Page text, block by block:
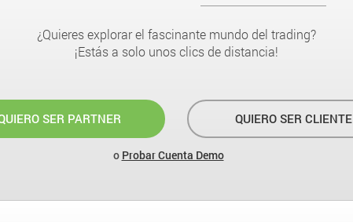
¿Quieres explorar el fascinante mundo del trading?
¡Estás a solo unos clics de distancia!
SER PARTNER QUIERO SER CLIENTE
o Probar Cuenta Demo